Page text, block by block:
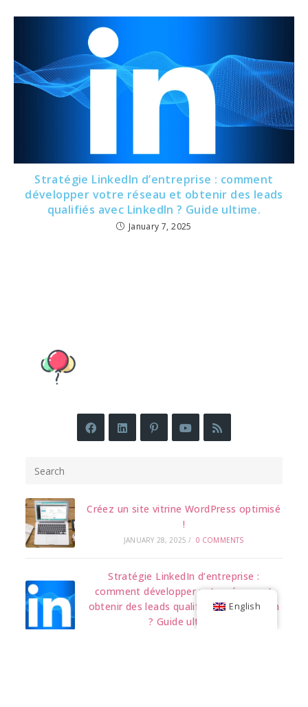
Stratégie LinkedIn d’entreprise : comment
développer votre réseau et obtenir des leads
qualifiés avec LinkedIn ? Guide ultime.
January 7, 2025
Créez un site vitrine WordPress optimisé
!
JANUARY 28, 2025 / 0 COMMENTS
Stratégie LinkedIn d’entreprise :
comment développer votre réseau et
obtenir des leads qualifiés avec LinkedIn
? Guide ultime.
English